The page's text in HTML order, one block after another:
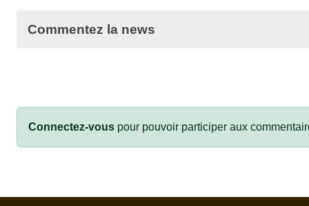
Commentez la news
Connectez-vous pour pouvoir participer aux